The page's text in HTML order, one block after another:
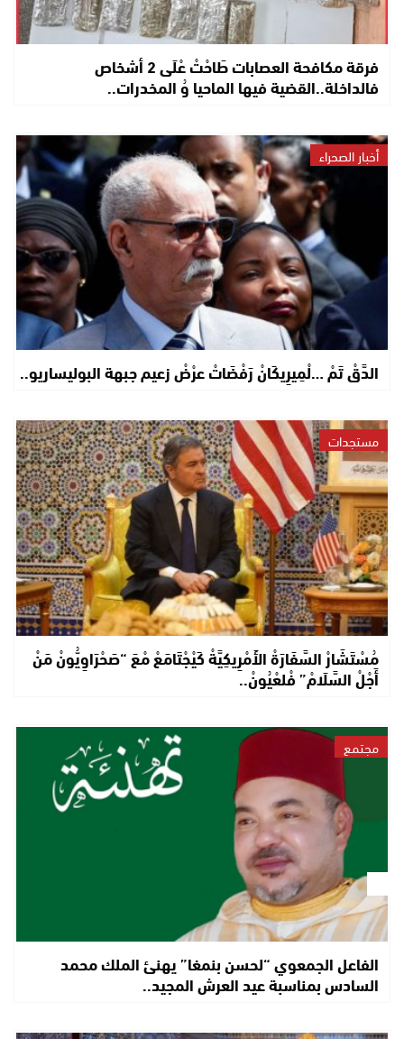
فرقة مكافحة العصابات طَاحْتْ عْلَى 2 أشخاص
فالداخلة..القضية فيها الماحيا وُ المخدرات..
أخبار الصحراء
الدَّقْ تَمْ …لْمِيرِيكَانْ رَفْضَاتْ عرْضْ زعيم جبهة البوليساريو..
مستجدات
مُسْتَشَارْ السَّفَارَةْ الأَمْرِيكِيَّةْ كَيْجْتَامَعْ مْعَ “صَحْرَاوِيُّونْ مَنْ
أَجْلْ السَّلَامْ” فْلعْيُونْ..
مجتمع
الفاعل الجمعوي “لحسن بنمغا” يهنئ الملك محمد
السادس بمناسبة عيد العرش المجيد..